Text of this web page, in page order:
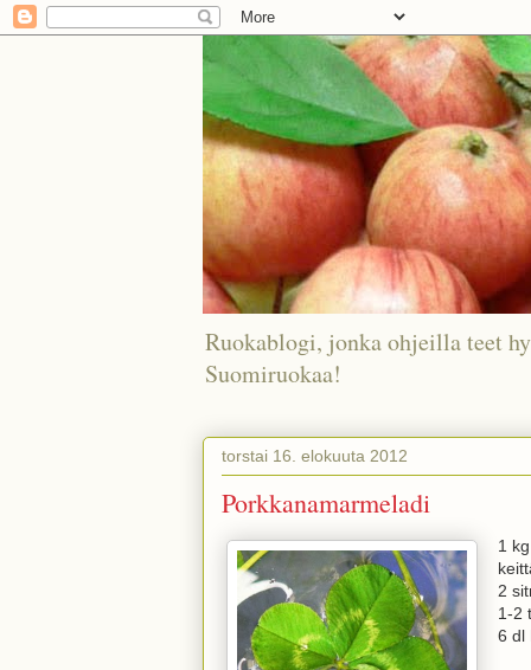
Ruokablogi, jonka ohjeilla teet
Suomiruokaa!
torstai 16. elokuuta 2012
Porkkanamarmeladi
1
2
1-2
6 dl